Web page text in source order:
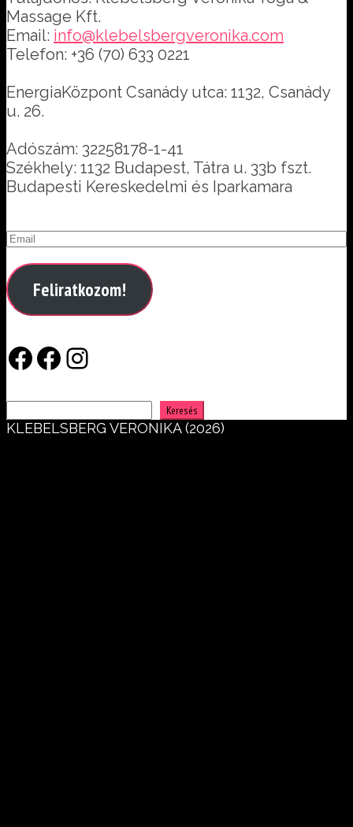
Massage Kft.
Email: info@klebelsbergveronika.com
Telefon: +36 (70) 633 0221
EnergiaKözpont Csanády utca: 1132, Csanády
u. 26.
Adószám: 32258178-1-41
Székhely: 1132 Budapest, Tátra u. 33b fszt.
Budapesti Kereskedelmi és Iparkamara
Feliratkozom!
Facebook
Facebook
Instagram
Keresés
KLEBELSBERG VERONIKA (2026)